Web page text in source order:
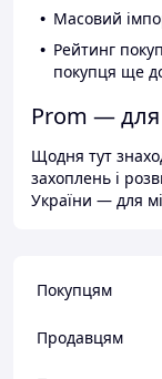
Масовий
Рейтинг
покупця ще
Prom — для
Щодня тут
захоплень і
України — для
Покупцям
Продавцям